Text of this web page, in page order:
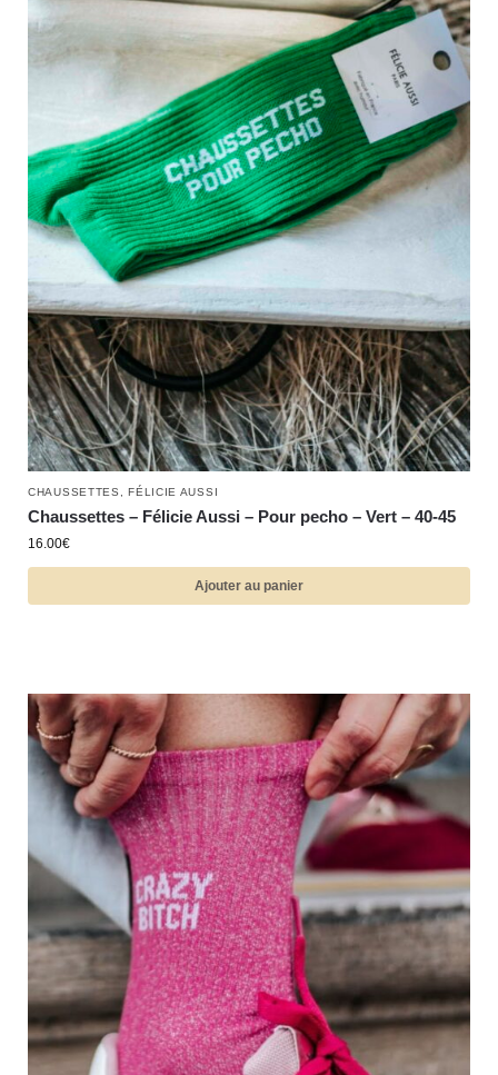
CHAUSSETTES ,FÉLICIE AUSSI
Chaussettes – Félicie Aussi – Pour pecho – Vert – 40-45
16.00€
Ajouter au panier